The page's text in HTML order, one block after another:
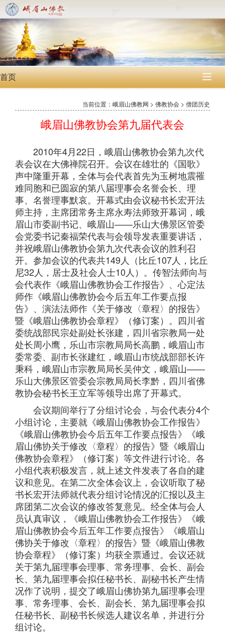
首页 
当前位置：峨眉山佛教网 > 佛教协会 > 僧团历史
峨眉山佛教协会第九届代表会
2010年4月22日，峨眉山佛教协会第九次代
表会议在大佛禅院召开。会议在雄壮的《国歌》
声中隆重开幕，全体与会代表首先为玉树地震罹
难同胞和已圆寂的第八届理事会名誉会长、理
事、名誉理事默哀。开幕式由会议秘书长宏开法
师主持，主席团常务主席永寿法师致开幕词，峨
眉山市委副书记、峨眉山——乐山大佛景区管委
会党委书记秦福荣代表与会领导发表重要讲话，
并祝峨眉山佛教协会第九次代表会议的胜利召
开。参加会议的代表共149人（比丘107人，比丘
尼32人，居士及社会人士10人）。传智法师向与
会代表作《峨眉山佛教协会工作报告》、心定法
师作《峨眉山佛教协会今后五年工作要点报
告》、演法法师作《关于修改〈章程〉的报告》
暨《峨眉山佛教协会章程》（修订案）。四川省
委统战部民宗处副处长张建，四川省宗教局一处
处长周小鹰，乐山市宗教局局长高鹏，峨眉山市
委常委、副市长张建红，峨眉山市统战部部长许
秉科，峨眉山市宗教局局长吴仲文，峨眉山——
乐山大佛景区管委会宗教局局长李黔，四川省佛
教协会秘书长王立军等领导出席了开幕式。
会议期间举行了分组讨论会，与会代表分4个
小组讨论，主要就《峨眉山佛教协会工作报告》
《峨眉山佛教协会今后五年工作要点报告》《峨
眉山佛协关于修改〈章程〉的报告》暨《峨眉山
佛教协会章程》（修订案）等文件进行讨论。各
小组代表积极发言，就上述文件发表了各自的建
议和意见。在第二次全体会议上，会议听取了秘
书长宏开法师就代表分组讨论情况的汇报以及主
席团第二次会议的修改答复意见。经全体与会人
员认真审议，《峨眉山佛教协会工作报告》《峨
眉山佛教协会今后五年工作要点报告》《峨眉山
佛协关于修改〈章程〉的报告》暨《峨眉山佛教
协会章程》（修订案）均获全票通过。会议还就
关于第九届理事会理事、常务理事、会长、副会
长、第九届理事会拟任秘书长、副秘书长产生情
况作了说明，提交了峨眉山佛协第九届理事会理
事、常务理事、会长、副会长、第九届理事会拟
任秘书长、副秘书长候选人建议名单，并进行分
组讨论。